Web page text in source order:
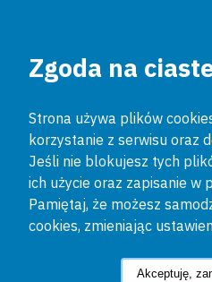
Zgoda na
Strona używa plików
korzystanie z serwisu oraz
Jeśli nie blokujesz tych
ich użycie oraz zapisanie w
Pamiętaj, że możesz
cookies, zmieniając
Akceptuję,